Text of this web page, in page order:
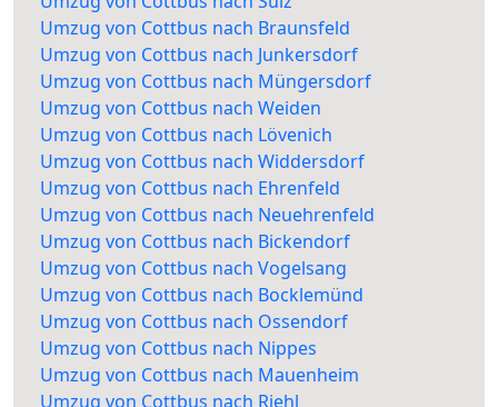
Umzug von Cottbus nach Braunsfeld
Umzug von Cottbus nach Junkersdorf
Umzug von Cottbus nach Müngersdorf
Umzug von Cottbus nach Weiden
Umzug von Cottbus nach Lövenich
Umzug von Cottbus nach Widdersdorf
Umzug von Cottbus nach Ehrenfeld
Umzug von Cottbus nach Neuehrenfeld
Umzug von Cottbus nach Bickendorf
Umzug von Cottbus nach Vogelsang
Umzug von Cottbus nach Bocklemünd
Umzug von Cottbus nach Ossendorf
Umzug von Cottbus nach Nippes
Umzug von Cottbus nach Mauenheim
Umzug von Cottbus nach Riehl